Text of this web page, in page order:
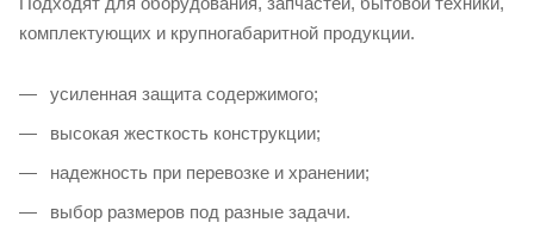
комплектующих и крупногабаритной продукции.
усиленная защита содержимого;
высокая жесткость конструкции;
надежность при перевозке и хранении;
выбор размеров под разные задачи.